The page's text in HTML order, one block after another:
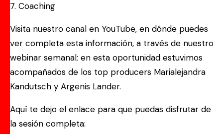
7. Coaching
Visita nuestro canal en YouTube, en dónde puedes
ver completa esta información, a través de nuestro
webinar semanal; en esta oportunidad estuvimos
acompañados de los top producers Marialejandra
Kandutsch y Argenis Lander.
Aquí te dejo el enlace para que puedas disfrutar de
la sesión completa: